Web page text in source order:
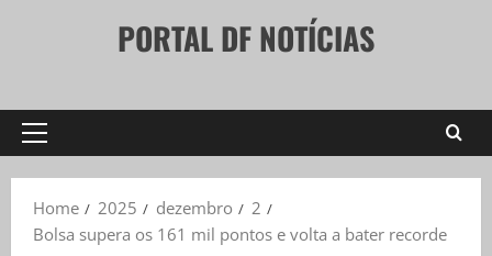
PORTAL DF NOTÍCIAS
Primary
Home
2025 dezembro
2
Bolsa supera os 161 mil pontos e volta a bater recorde